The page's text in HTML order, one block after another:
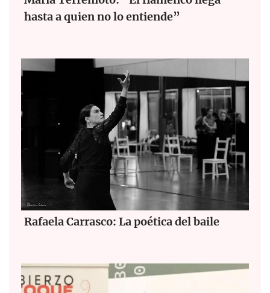
hasta a quien no lo entiende”
Rafaela Carrasco: La poética del baile